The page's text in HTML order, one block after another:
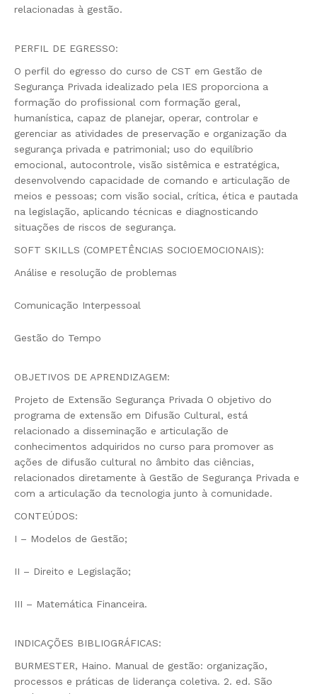
relacionadas à gestão.
PERFIL DE EGRESSO:
O perfil do egresso do curso de CST em Gestão de
Segurança Privada idealizado pela IES proporciona a
formação do profissional com formação geral,
humanística, capaz de planejar, operar, controlar e
gerenciar as atividades de preservação e organização da
segurança privada e patrimonial; uso do equilíbrio
emocional, autocontrole, visão sistêmica e estratégica,
desenvolvendo capacidade de comando e articulação de
meios e pessoas; com visão social, crítica, ética e pautada
na legislação, aplicando técnicas e diagnosticando
situações de riscos de segurança.
SOFT SKILLS (COMPETÊNCIAS SOCIOEMOCIONAIS):
Análise e resolução de problemas
Comunicação Interpessoal
Gestão do Tempo
OBJETIVOS DE APRENDIZAGEM:
Projeto de Extensão Segurança Privada O objetivo do
programa de extensão em Difusão Cultural, está
relacionado a disseminação e articulação de
conhecimentos adquiridos no curso para promover as
ações de difusão cultural no âmbito das ciências,
relacionados diretamente à Gestão de Segurança Privada e
com a articulação da tecnologia junto à comunidade.
CONTEÚDOS:
I – Modelos de Gestão;
II – Direito e Legislação;
III – Matemática Financeira.
INDICAÇÕES BIBLIOGRÁFICAS:
BURMESTER, Haino. Manual de gestão: organização,
processos e práticas de liderança coletiva. 2. ed. São